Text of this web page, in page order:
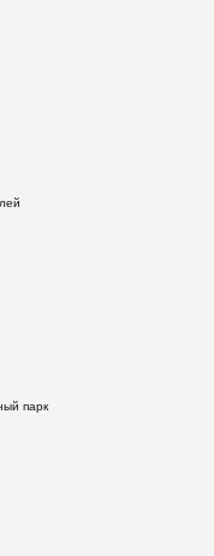
парк